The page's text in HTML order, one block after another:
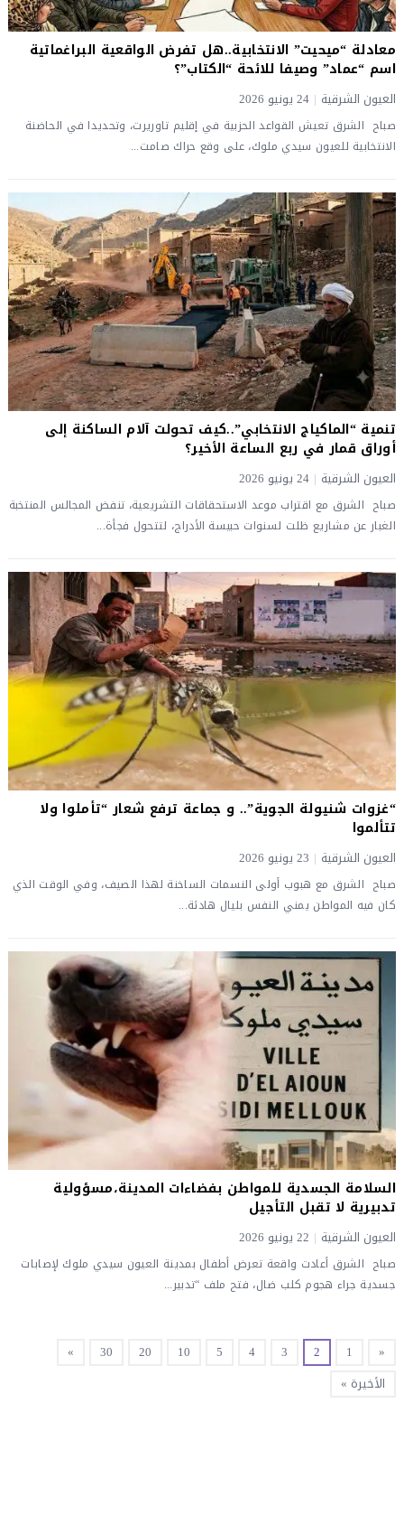
معادلة “ميحيت” الانتخابية..هل تفرض الواقعية البراغماتية
اسم “عماد” وصيفا للائحة “الكتاب”؟
العيون الشرقية 24 يونيو 2026
صباح الشرق ​تعيش القواعد الحزبية في إقليم تاوريرت، وتحديدا في الحاضنة
الانتخابية للعيون سيدي ملوك، على وقع حراك صامت...
تنمية “الماكياج الانتخابي”..كيف تحولت آلام الساكنة إلى
أوراق قمار في ربع الساعة الأخير؟
العيون الشرقية 24 يونيو 2026
صباح الشرق ​مع اقتراب موعد الاستحقاقات التشريعية، تنفض المجالس المنتخبة
الغبار عن مشاريع ظلت لسنوات حبيسة الأدراج، لتتحول فجأة...
“غزوات شنيولة الجوية”.. و جماعة ترفع شعار “تأملوا ولا
تتألموا
العيون الشرقية 23 يونيو 2026
صباح الشرق ​مع هبوب أولى النسمات الساخنة لهذا الصيف، وفي الوقت الذي
كان فيه المواطن يمني النفس بليال هادئة...
السلامة الجسدية للمواطن بفضاءات المدينة،مسؤولية
تدبيرية لا تقبل التأجيل
العيون الشرقية 22 يونيو 2026
صباح الشرق ​أعادت واقعة تعرض أطفال بمدينة العيون سيدي ملوك لإصابات
جسدية جراء هجوم كلب ضال، فتح ملف “تدبير...
«
1
2
3
4
5
10
20
30
»
الأخيرة »